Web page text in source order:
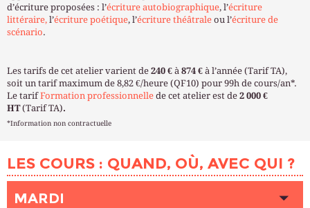
d’écriture proposées : l’écriture autobiographique, l’écriture
littéraire, l’écriture poétique, l’écriture théâtrale ou l’écriture de
scénario.
Les tarifs de cet atelier varient de 240 € à 874 € à l’année (Tarif TA),
soit un tarif maximum de 8,82 €/heure (QF10) pour 99h de cours/an*.
Le tarifFormation professionnelle de cet atelier est de 2 000 €
HT(Tarif TA).
*Information non contractuelle
LES COURS : QUAND, OÙ, AVEC QUI ?
MARDI